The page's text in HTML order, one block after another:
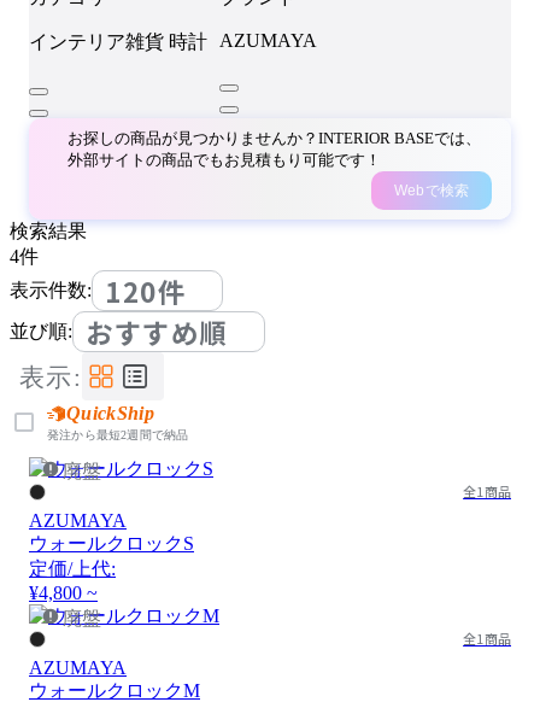
インテリア雑貨 時計 AZUMAYA
お探しの商品が見つかりませんか？INTERIOR BASEでは、
外部サイトの商品でもお見積もり可能です！
Webで検索
検索結果
4件
表示件数:
120件
並び順: おすすめ順
表示:
QuickShip
発注から最短2週間で納品
廃盤
全1商品
AZUMAYA
ウォールクロックS
定価/上代:
¥4,800 ~
廃盤
全1商品
AZUMAYA
ウォールクロックM